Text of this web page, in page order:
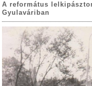
A református
Gyulaváriban